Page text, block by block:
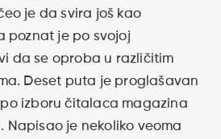
je da svira još kao
poznat je po svojoj
da se oproba u različitim
Deset puta je proglašavan
izboru čitalaca magazina
Napisao je nekoliko veoma